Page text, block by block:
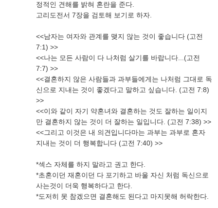
정적인 견해를 밝혀 혼란을 준다.
고리도전서 7장을 검토해 보기로 하자.
<<남자는 여자와 관계를 맺지 않는 것이 좋습니다 (고전
7:1) >>
<<나는 모든 사람이 다 나처럼 살기를 바랍니다...(고전
7:7) >>
<<결혼하지 않은 사람들과 과부들에게는 나처럼 그대로 독
신으로 지내는 것이 좋겠다고 말하고 싶습니다. (고전 7:8)
>>
<<이와 같이 자기 약혼녀와 결혼하는 것도 잘하는 일이지
만 결혼하지 않는 것이 더 잘하는 일입니다. (고전 7:38) >>
<<그리고 이것은 내 의견입니다마는 과부는 과부로 혼자
지내는 것이 더 행복합니다 (고전 7:40) >>
*섹스 자체를 하지 말라고 권고 한다.
*초혼이던 재혼이던 다 포기하고 바울 자신 처럼 독신으로
사는것이 더욱 행복하다고 한다.
*도저히 못 참겠으면 결혼해도 된다고 마지못해 허락한다.